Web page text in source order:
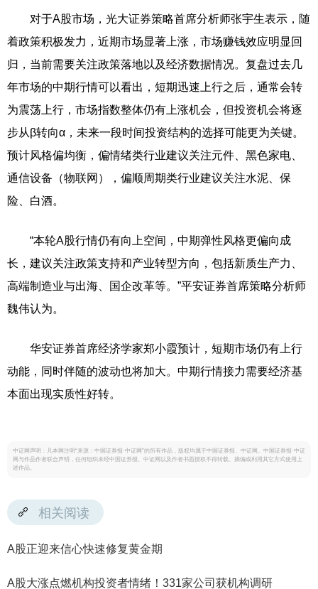
对于A股市场，光大证券策略首席分析师张宇生表示，随
着政策积极发力，近期市场显著上涨，市场赚钱效应明显回
归，当前需要关注政策落地以及经济数据情况。复盘过去几
年市场的中期行情可以看出，短期迅速上行之后，通常会转
为震荡上行，市场指数整体仍有上涨机会，但投资机会将逐
步从β转向α，未来一段时间投资结构的选择可能更为关键。
预计风格偏均衡，偏情绪类行业建议关注元件、黑色家电、
通信设备（物联网），偏顺周期类行业建议关注水泥、保
险、白酒。
“本轮A股行情仍有向上空间，中期弹性风格更偏向成
长，建议关注政策支持和产业转型方向，包括新质生产力、
高端制造业与出海、国企改革等。”平安证券首席策略分析师
魏伟认为。
华安证券首席经济学家郑小霞预计，短期市场仍有上行
动能，同时伴随的波动也将加大。中期行情接力需要经济基
本面出现实质性好转。
中证网声明：凡本网注明“来源：中国证券报·中证网”的所有作品，版权均属于中国证券报、中证网。中国证券报·中证
网与作品作者联合声明，任何组织未经中国证券报、中证网以及作者书面授权不得转载、摘编或利用其它方式使用上
述作品。
相关阅读
A股正迎来信心快速修复黄金期
A股大涨点燃机构投资者情绪！331家公司获机构调研